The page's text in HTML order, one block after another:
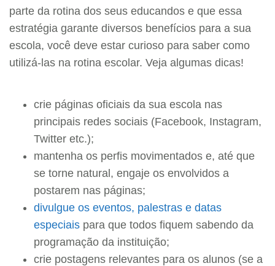
parte da rotina dos seus educandos e que essa
estratégia garante diversos benefícios para a sua
escola, você deve estar curioso para saber como
utilizá-las na rotina escolar. Veja algumas dicas!
crie páginas oficiais da sua escola nas
principais redes sociais (Facebook, Instagram,
Twitter etc.);
mantenha os perfis movimentados e, até que
se torne natural, engaje os envolvidos a
postarem nas páginas;
divulgue os eventos, palestras e datas
especiais para que todos fiquem sabendo da
programação da instituição;
crie postagens relevantes para os alunos (se a